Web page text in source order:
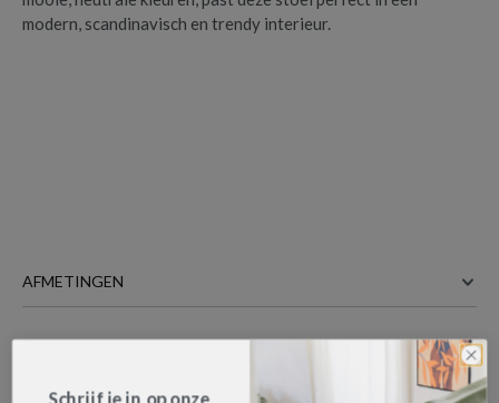
modern, scandinavisch en trendy interieur.
AFMETINGEN
BREEDTE 73 cm
Schrijf je in op onze